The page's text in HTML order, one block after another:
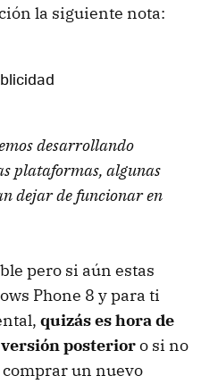
la siguiente nota:
desarrollando
plataformas, algunas
dejar de funcionar en
pero si aún estas
Phone 8 y para ti
quizás es hora de
versión posterioro si no
un nuevo